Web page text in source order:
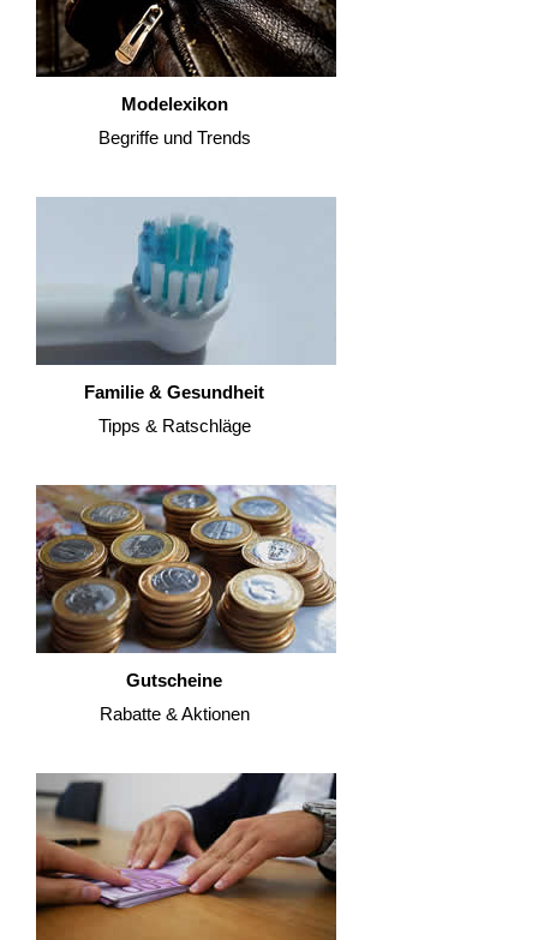
Modelexikon
Begriffe und Trends
Familie & Gesundheit
Tipps & Ratschläge
Gutscheine
Rabatte & Aktionen